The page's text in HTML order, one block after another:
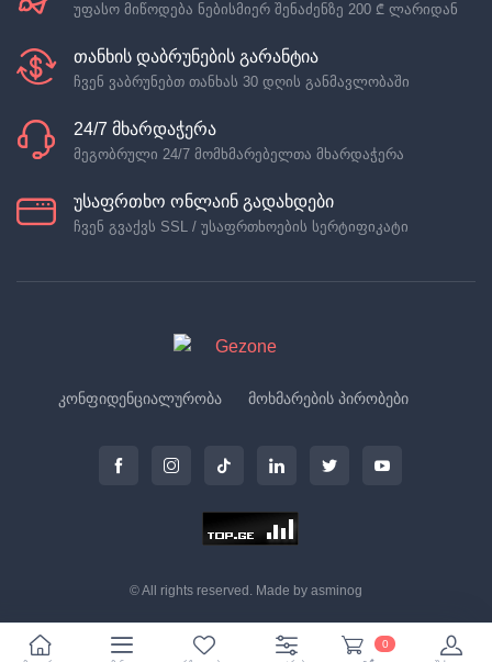
უფასო მიწოდება ნებისმიერ შენაძენზე 200 ₾ ლარიდან
თანხის დაბრუნების გარანტია
ჩვენ ვაბრუნებთ თანხას 30 დღის განმავლობაში
24/7 მხარდაჭერა
მეგობრული 24/7 მომხმარებელთა მხარდაჭერა
უსაფრთხო ონლაინ გადახდები
ჩვენ გვაქვს SSL / უსაფრთხოების სერტიფიკატი
კონფიდენციალურობა მოხმარების პირობები
© All rights reserved. Made by asminog
0